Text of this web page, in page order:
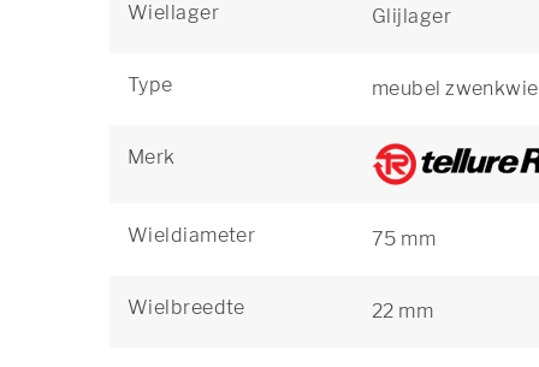
Wiellager Glijlager
Type meubel
Merk
Wieldiameter 75 mm
Wielbreedte 22 mm